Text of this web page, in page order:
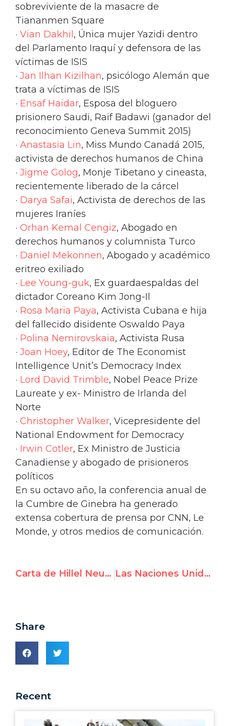
sobreviviente de la masacre de
Tiananmen Square
· Vian Dakhil , Única mujer Yazidi dentro
del Parlamento Iraquí y defensora de las
víctimas de ISIS
· Jan Ilhan Kizilhan, psicólogo Alemán que
trata a víctimas de ISIS
· Ensaf Haidar, Esposa del bloguero
prisionero Saudi, Raif Badawi (ganador del
reconocimiento Geneva Summit 2015)
· Anastasia Lin, Miss Mundo Canadá 2015,
activista de derechos humanos de China
· Jigme Golog, Monje Tibetano y cineasta,
recientemente liberado de la cárcel
· Darya Safai, Activista de derechos de las
mujeres Iraníes
· Orhan Kemal Cengiz, Abogado en
derechos humanos y columnista Turco
· Daniel Mekonnen, Abogado y académico
eritreo exiliado
· Lee Young-guk, Ex guardaespaldas del
dictador Coreano Kim Jong-Il
· Rosa Maria Paya, Activista Cubana e hija
del fallecido disidente Oswaldo Paya
· Polina Nemirovskaia, Activista Rusa
· Joan Hoey, Editor de The Economist
Intelligence Unit’s Democracy Index
· Lord David Trimble, Nobel Peace Prize
Laureate y ex- Ministro de Irlanda del
Norte
· Christopher Walker, Vicepresidente del
National Endowment for Democracy
· Irwin Cotler, Ex Ministro de Justicia
Canadiense y abogado de prisioneros
políticos
En su octavo año, la conferencia anual de
la Cumbre de Ginebra ha generado
extensa cobertura de prensa por CNN, Le
Monde, y otros medios de comunicación.
Carta de Hillel Neuer a Ban Ki-Moon sobre terrorismo y "naturaleza humana" Las Naciones Unidas y la lucha por los derechos humanos: Un reporte de la Cumbre de Ginebra por los Derechos Humanos y la Democracia 2016
Share
Recent